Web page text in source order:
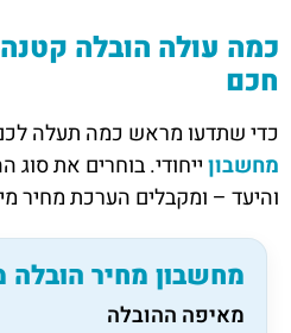
כמה עולה הובלה
חכם
כדי שתדעו מראש כמה תעלה
מחשבוןייחודי. בוחרים את
והיעד – ומקבלים הערכת מחיר
מחשבון מחיר
מאיפה ההובלה